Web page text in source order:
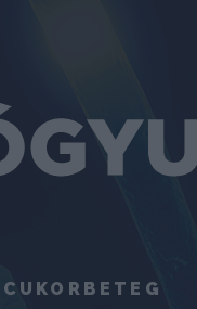
CUKORBETEG